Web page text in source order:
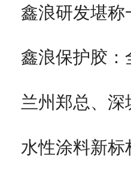
鑫浪研发堪
鑫浪保护胶
兰州郑总、
水性涂料新